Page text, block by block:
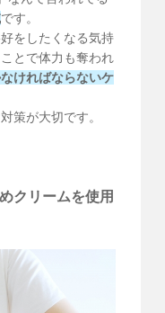
です。
をしたくなる気持
とで体力も奪われ
ければならないケ
策が大切です。
クリームを使用